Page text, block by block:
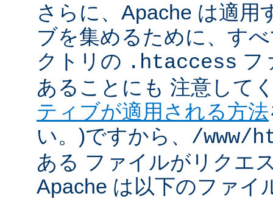
さらに、Apache は適用
ブを集めるために、す
クトリの .htaccess フ
あることにも 注意して
ティブが適用される方法
い。)ですから、 /www/
ある ファイルがリクエ
Apache は以下のファイ